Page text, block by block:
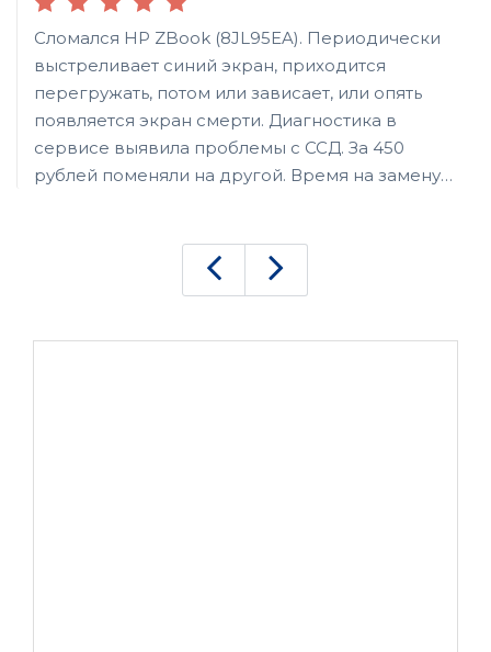
Сломался HP ZBook (8JL95EA). Периодически
выстреливает синий экран, приходится
перегружать, потом или зависает, или опять
появляется экран смерти. Диагностика в
сервисе выявила проблемы с ССД. За 450
рублей поменяли на другой. Время на замену